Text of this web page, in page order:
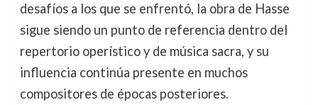
desafíos a los que se enfrentó, la obra de Hasse
sigue siendo un punto de referencia dentro del
repertorio operístico y de música sacra, y su
influencia continúa presente en muchos
compositores de épocas posteriores.